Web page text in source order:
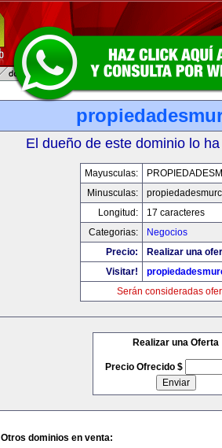
El dueño de este dominio lo
Mayusculas:
Minusculas:
Longitud:
17 caracteres
Categorias:
Negocios
Precio:
Realizar una
Visitar!
Serán consideradas
Realizar una Oferta
Precio Ofrecido $
Otros dominios en venta: